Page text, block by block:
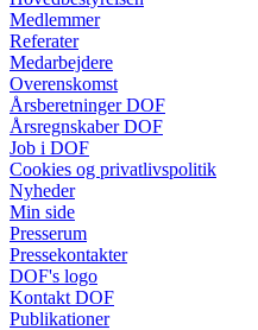
Medlemmer
Referater
Medarbejdere
Overenskomst
Årsberetninger DOF
Årsregnskaber DOF
Job i DOF
Cookies og privatlivspolitik
Nyheder
Min side
Presserum
Pressekontakter
DOF's logo
Kontakt DOF
Publikationer